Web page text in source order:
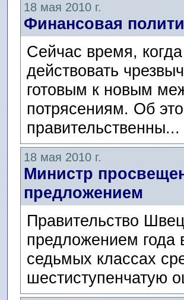
18 мая 2010 г.
Финансовая
Сейчас время,
действовать
готовым к новым
потрясениям. Об
правительственны...
18 мая 2010 г.
Министр
предложением
Правительство
предложением года
седьмых классах
шестиступенчатую